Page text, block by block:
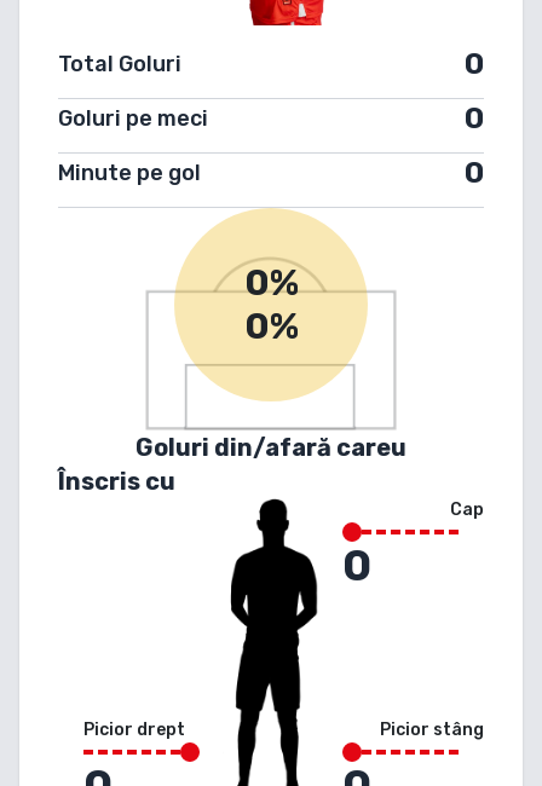
Total Goluri 0
Goluri pe meci 0
Minute pe gol 0
0%
0%
Goluri din/afară careu
Înscris cu
Picior drept
Cap
0
Picior stâng